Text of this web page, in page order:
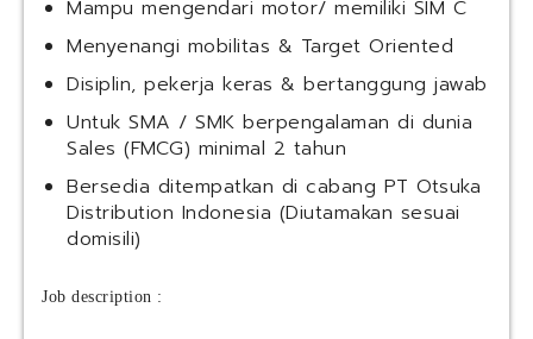
Mampu mengendari motor/ memiliki SIM C
Menyenangi mobilitas & Target Oriented
Disiplin, pekerja keras & bertanggung jawab
Untuk SMA / SMK berpengalaman di dunia
Sales (FMCG) minimal 2 tahun
Bersedia ditempatkan di cabang PT Otsuka
Distribution Indonesia (Diutamakan sesuai
domisili)
Job description :